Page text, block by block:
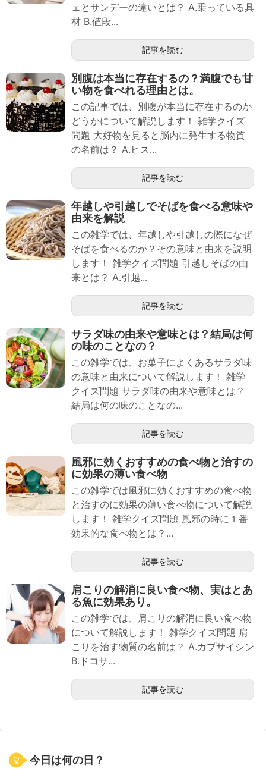
ェとサンデーの違いとは？ A.乗っている具
材 B.値段...
記事を読む
別腹は本当に存在するの？満腹でも甘
い物を食べれる理由とは。
この記事では、別腹が本当に存在するのか
どうかについて解説します！ 雑学クイズ
問題 大好物を見ると脳内に発生する物質
の名前は？ A.ヒス...
記事を読む
年越しや引越しでそばを食べる意味や
由来を解説
この雑学では、年越しや引越しの際になぜ
そばを食べるのか？その意味と由来を説明
します！ 雑学クイズ問題 引越しそばの由
来とは？ A.引越...
記事を読む
サラダ味の由来や意味とは？結局は何
の味のことなの？
この雑学では、お菓子によくあるサラダ味
の意味と由来について解説します！ 雑学
クイズ問題 サラダ味の由来や意味とは？
結局は何の味のことなの...
記事を読む
風邪に効くおすすめの食べ物と治すの
に効果の薄い食べ物
この雑学では風邪に効くおすすめの食べ物
と治すのに効果の薄い食べ物について解説
します！ 雑学クイズ問題 風邪の時に１番
効果的な食べ物とは？...
記事を読む
肩こりの解消に良い食べ物、実はとあ
る魚に効果あり。
この雑学では、肩こりの解消に良い食べ物
について解説します！ 雑学クイズ問題 肩
こりを治す物質の名前は？ A.カプサイシン
B.ドコサ...
記事を読む
今日は何の日？